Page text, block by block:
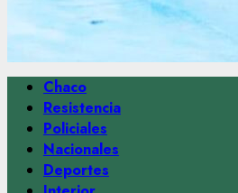
Menú
principal
Chaco
Resistencia
Policiales
Nacionales
Deportes